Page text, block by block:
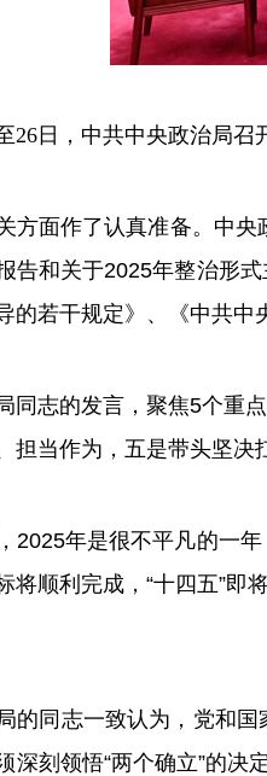
日，中共中央政治局召
面作了认真准备。中央
告和关于2025年整治形
的若干规定》、《中共中
志的发言，聚焦5个重点
担当作为，五是带头坚决
年是很不平凡的一年
将顺利完成，“十四五”
同志一致认为，党和国
深刻领悟“两个确立”的决